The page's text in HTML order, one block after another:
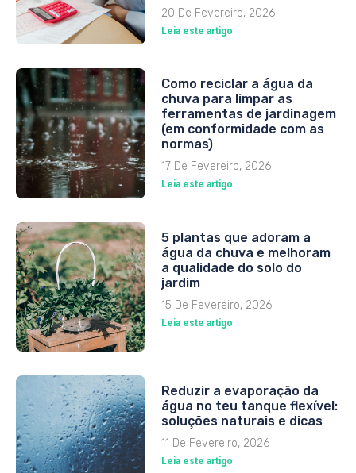
20 De Fevereiro, 2026
Leia este artigo
Como reciclar a água da
chuva para limpar as
ferramentas de jardinagem
(em conformidade com as
normas)
17 De Fevereiro, 2026
Leia este artigo
5 plantas que adoram a
água da chuva e melhoram
a qualidade do solo do
jardim
15 De Fevereiro, 2026
Leia este artigo
Reduzir a evaporação da
água no teu tanque flexível:
soluções naturais e dicas
11 De Fevereiro, 2026
Leia este artigo